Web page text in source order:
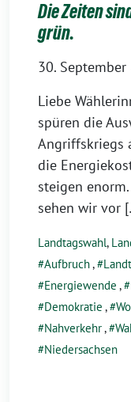
Die Zeiten
grün.
30. September
Liebe
spüren die
Angriffskriegs
die
steigen
sehen wir vor
Landtagswahl,
Aufbruch,
Energiewende ,
Demokratie ,
Nahverkehr,
Niedersachsen